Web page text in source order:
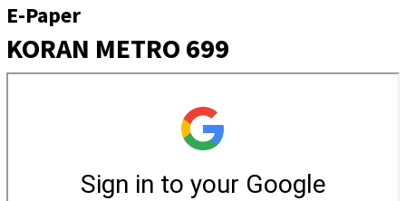
E-Paper
KORAN METRO 699